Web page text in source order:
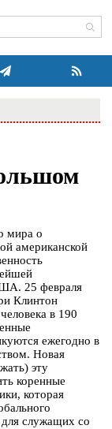
мира о
американской
25 февраля
Клинтон
в 190
ежегодно в
Новая
эту
коренные
которая
для служащих со